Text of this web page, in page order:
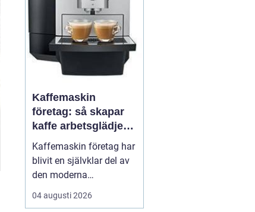
Kaffemaskin
företag: så skapar
kaffe arbetsglädje
och resultat
Kaffemaskin företag har
blivit en självklar del av
den moderna
arbetsplatsen. Många
medarbetare startar
04 augusti 2026